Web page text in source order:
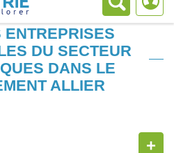
ENTREPRISES
DU SECTEUR
DANS LE
ALLIER
+